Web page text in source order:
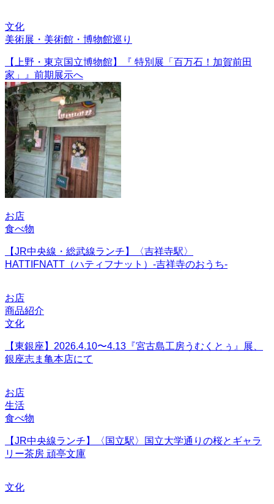
文化
美術展・美術館・博物館巡り
【上野・東京国立博物館】『 特別展「百万石！加賀前田
家」』前期展示へ
お店
食べ物
【JR中央線・総武線ランチ】〈吉祥寺駅〉
HATTIFNATT（ハティフナット）-吉祥寺のおうち-
お店
商品紹介
文化
【東銀座】2026.4.10〜4.13『宮古島工房うむくとぅ』展、
銀座志ま亀本店にて
お店
生活
食べ物
【JR中央線ランチ】〈国立駅〉国立大学通りの桜とギャラ
リー茶房 頑亭文庫
文化